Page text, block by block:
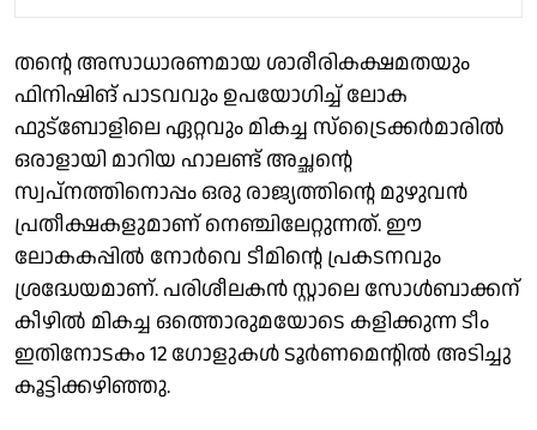
തൻ്റെ അസാധാരണമായ ശാരീരികക്ഷമതയും
ഫിനിഷിങ് പാടവവും ഉപയോഗിച്ച് ലോക
ഫുട്ബോളിലെ ഏറ്റവും മികച്ച സ്ട്രൈക്കർമാരിൽ
ഒരാളായി മാറിയ ഹാലണ്ട് അച്ഛൻ്റെ
സ്വപ്നത്തിനൊപ്പം ഒരു രാജ്യത്തിൻ്റെ മുഴുവൻ
പ്രതീക്ഷകളുമാണ് നെഞ്ചിലേറ്റുന്നത്. ഈ
ലോകകപ്പിൽ നോർവെ ടീമിൻ്റെ പ്രകടനവും
ശ്രദ്ധേയമാണ്. പരിശീലകൻ സ്റ്റാലെ സോൾബാക്കന്
കീഴിൽ മികച്ച ഒത്തൊരുമയോടെ കളിക്കുന്ന ടീം
ഇതിനോടകം 12 ഗോളുകൾ ടൂർണമെൻ്റിൽ അടിച്ചു
കൂട്ടിക്കഴിഞ്ഞു.